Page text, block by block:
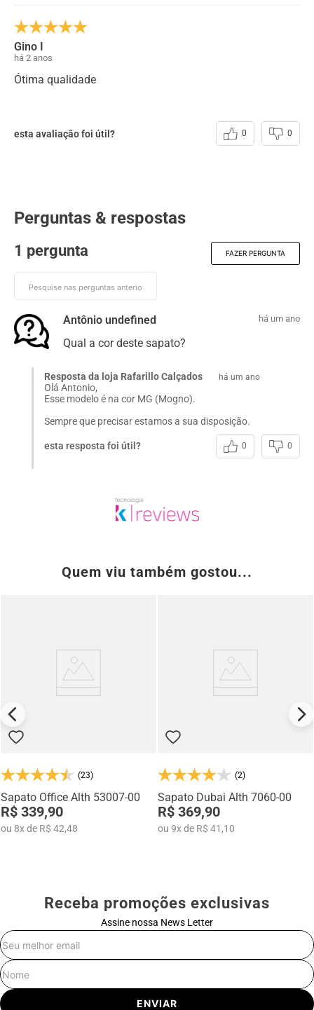
Gino I
há 2 anos
Ótima qualidade
esta avaliação foi útil? 0 0
Perguntas & respostas
1 pergunta FAZER PERGUNTA
Antônio undefined há um ano
Qual a cor deste sapato?
Resposta da loja Rafarillo Calçados há um ano
Olá Antonio,
Esse modelo é na cor MG (Mogno).
Sempre que precisar estamos a sua disposição.
esta resposta foi útil? 0 0
Quem viu também gostou...
(23)
Sapato Office Alth 53007-00
R$ 339,90
ou 8xde R$ 42,48
(2)
Sapato Dubai Alth 7060-00
R$ 369,90
ou 9xde R$ 41,10
Receba promoções exclusivas
Assine nossa News Letter
ENVIAR